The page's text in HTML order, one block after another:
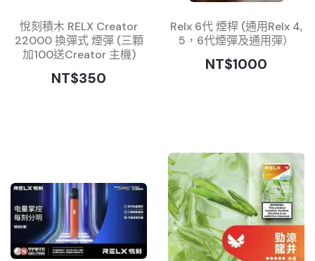
悅刻積木 RELX Creator
22000 換彈式 煙彈 (三顆
加100送Creator 主機)
NT$350
Relx 6代 煙桿 (通用Relx 4,
5，6代煙彈及通用彈）
NT$1000